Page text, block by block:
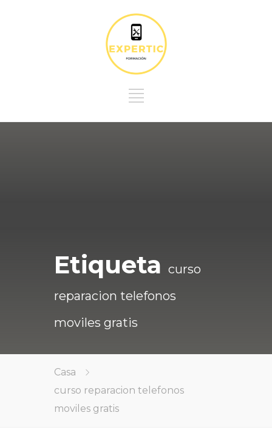
Etiqueta curso
reparacion telefonos
moviles gratis
Casa
curso reparacion telefonos
moviles gratis